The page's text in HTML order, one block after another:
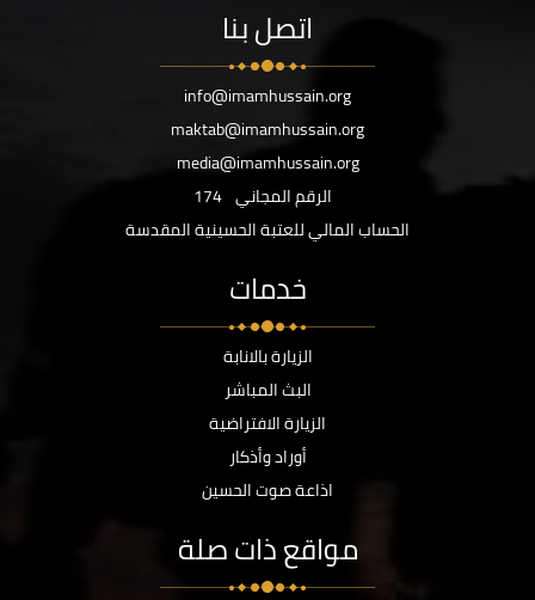
اتصل بنا
info@imamhussain.org
maktab@imamhussain.org
media@imamhussain.org
الرقم المجاني 174
الحساب المالي للعتبة الحسينية المقدسة
خدمات
الزيارة بالانابة
البث المباشر
الزيارة الافتراضية
أوراد وأذكار
اذاعة صوت الحسين
مواقع ذات صلة